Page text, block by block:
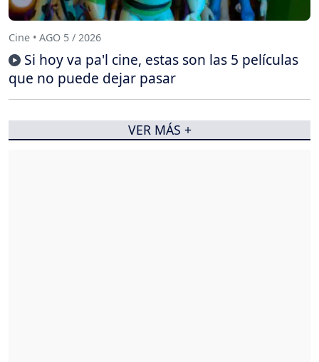
Cine • AGO 5 / 2026
Si hoy va pa'l cine, estas son las 5 películas
que no puede dejar pasar
VER MÁS +